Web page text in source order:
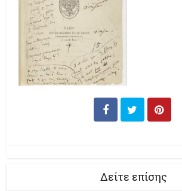
Δείτε επίσης